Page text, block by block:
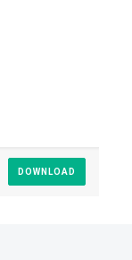
DOWNLOAD